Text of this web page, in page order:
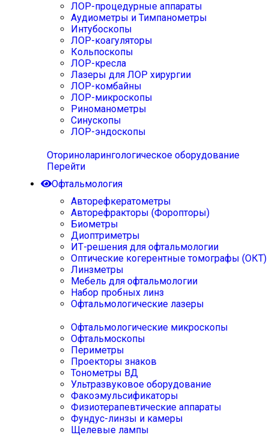
ЛОР-процедурные аппараты
Аудиометры и Тимпанометры
Интубоскопы
ЛОР-коагуляторы
Кольпоскопы
ЛОР-кресла
Лазеры для ЛОР хирургии
ЛОР-комбайны
ЛОР-микроскопы
Риноманометры
Синускопы
ЛОР-эндоскопы
Оториноларингологическое оборудование
Перейти
Офтальмология
Авторефкератометры
Авторефракторы (Форопторы)
Биометры
Диоптриметры
ИТ-решения для офтальмологии
Оптические когерентные томографы (ОКТ)
Линзметры
Мебель для офтальмологии
Набор пробных линз
Офтальмологические лазеры
Офтальмологические микроскопы
Офтальмоскопы
Периметры
Проекторы знаков
Тонометры ВД
Ультразвуковое оборудование
Факоэмульсификаторы
Физиотерапевтические аппараты
Фундус-линзы и камеры
Щелевые лампы